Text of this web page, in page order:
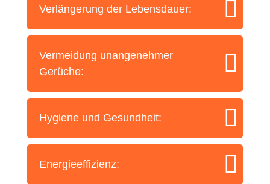
Ver­län­ge­rung der Lebensdauer:
Ver­mei­dung unan­ge­neh­mer
Gerüche:
Hygie­ne und Gesundheit:
Ener­gie­ef­fi­zi­enz: